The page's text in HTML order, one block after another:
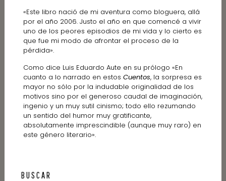
«Este libro nació de mi aventura como bloguera, allá
por el año 2006. Justo el año en que comencé a vivir
uno de los peores episodios de mi vida y lo cierto es
que fue mi modo de afrontar el proceso de la
pérdida».
Como dice Luis Eduardo Aute en su prólogo «En
cuanto a lo narrado en estos Cuentos, la sorpresa es
mayor no sólo por la indudable originalidad de los
motivos sino por el generoso caudal de imaginación,
ingenio y un muy sutil cinismo; todo ello rezumando
un sentido del humor muy gratificante,
absolutamente imprescindible (aunque muy raro) en
este género literario».
BUSCAR